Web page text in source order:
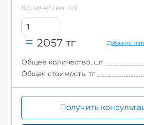
Количество, шт
2057 тг Добавить
Общее количество, шт
Общая стоимость, тг
Получить